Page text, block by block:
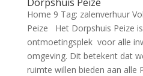
Home 9 Tag: zalenverhuur
Peize Het Dorpshuis Peize
ontmoetingsplek voor alle
omgeving. Dit betekent dat
ruimte willen bieden aan alle